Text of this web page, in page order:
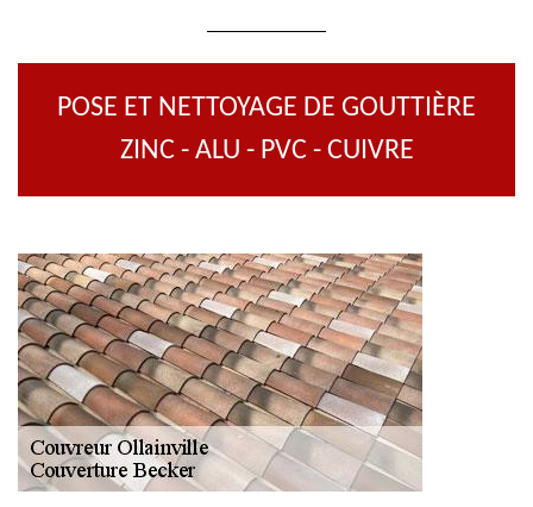
POSE ET NETTOYAGE DE GOUTTIÈRE
ZINC - ALU - PVC - CUIVRE